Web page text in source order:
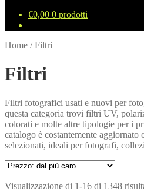
€0,00 0 prodotti
Home /Filtri
Filtri
Filtri fotografici usati e nuovi per
questa categoria trovi filtri UV,
colorati e molte altre tipologie per i
catalogo è costantemente
selezionati, ideali per fotografi,
Visualizzazione di 1-16 di 1348